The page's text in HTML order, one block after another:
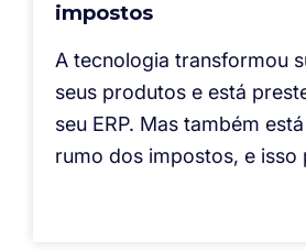
impostos
A tecnologia transformou
seus produtos e está
seu ERP. Mas também
rumo dos impostos, e